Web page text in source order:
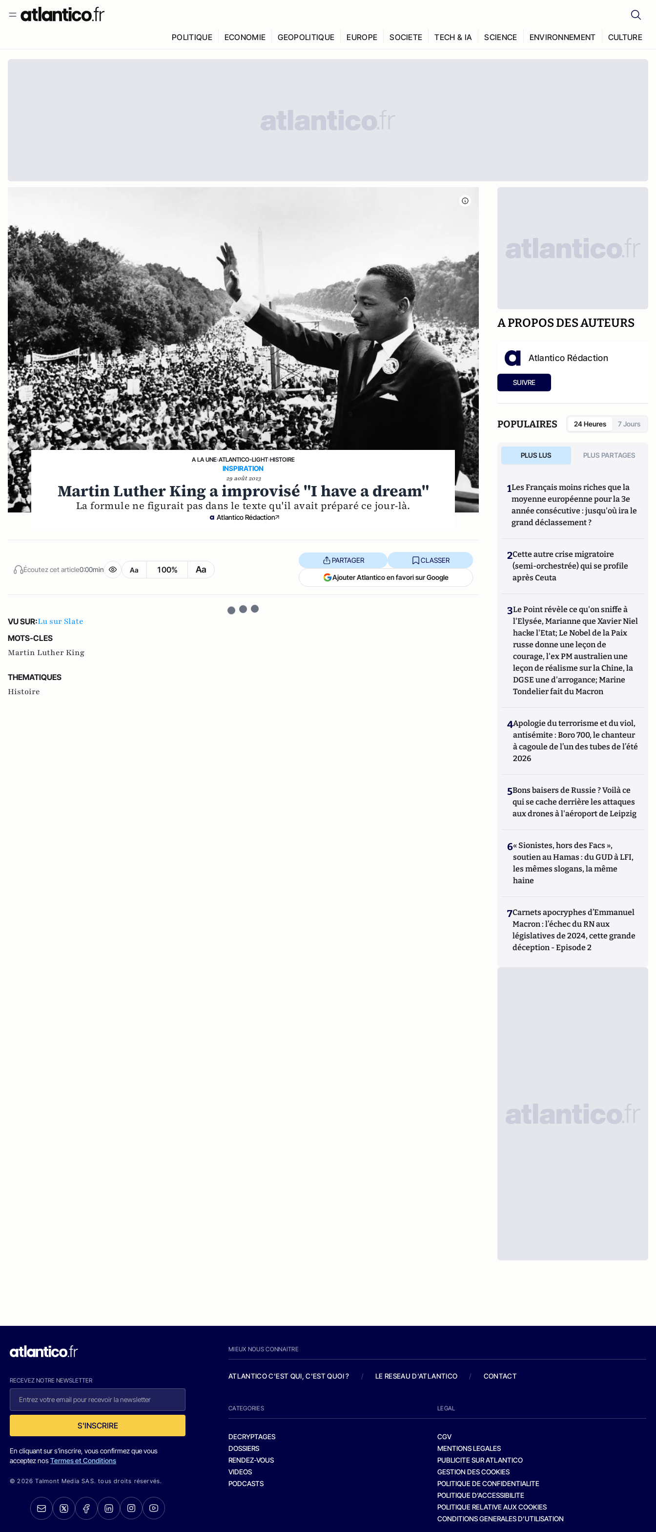
POLITIQUE ECONOMIE GEOPOLITIQUE EUROPE SOCIETE TECH & IA SCIENCE ENVIRONNEMENT CULTURE
A LA UNE›ATLANTICO-LIGHT›HISTOIRE
INSPIRATION
29 août 2013
Martin Luther King a improvisé "I have a dream"
La formule ne figurait pas dans le texte qu'il avait préparé ce jour-là.
Atlantico Rédaction
Écoutez cet article0:00min Aa 100% Aa
PARTAGER CLASSER
Ajouter Atlantico en favori sur Google
VU SUR:Lu sur Slate
MOTS-CLES
Martin Luther King
THEMATIQUES
Histoire
A PROPOS DES AUTEURS
Atlantico Rédaction
SUIVRE
POPULAIRES 24 Heures 7 Jours
PLUS LUS PLUS PARTAGES
1Les Français moins riches que la
moyenne européenne pour la 3e
année consécutive : jusqu'où ira le
grand déclassement ?
2Cette autre crise migratoire
(semi-orchestrée) qui se profile
après Ceuta
3Le Point révèle ce qu'on sniffe à
l'Elysée, Marianne que Xavier Niel
hacke l'Etat; Le Nobel de la Paix
russe donne une leçon de
courage, l'ex PM australien une
leçon de réalisme sur la Chine, la
DGSE une d'arrogance; Marine
Tondelier fait du Macron
4Apologie du terrorisme et du viol,
antisémite : Boro 700, le chanteur
à cagoule de l’un des tubes de l’été
2026
5Bons baisers de Russie ? Voilà ce
qui se cache derrière les attaques
aux drones à l'aéroport de Leipzig
6« Sionistes, hors des Facs »,
soutien au Hamas : du GUD à LFI,
les mêmes slogans, la même
haine
7Carnets apocryphes d’Emmanuel
Macron : l’échec du RN aux
législatives de 2024, cette grande
déception - Episode 2
RECEVEZ NOTRE NEWSLETTER
S'INSCRIRE
En cliquant sur s'inscrire, vous confirmez que vous
acceptez nosTermes et Conditions
© 2026 Talmont Media SAS. tous droits réservés.
MIEUX NOUS CONNAITRE
ATLANTICO C'EST QUI, C'EST QUOI ? / LE RESEAU D'ATLANTICO / CONTACT
CATEGORIES
DECRYPTAGES
DOSSIERS
RENDEZ-VOUS
VIDEOS
PODCASTS
LEGAL
CGV
MENTIONS LEGALES
PUBLICITE SUR ATLANTICO
GESTION DES COOKIES
POLITIQUE DE CONFIDENTIALITE
POLITIQUE D’ACCESSIBILITE
POLITIQUE RELATIVE AUX COOKIES
CONDITIONS GENERALES D’UTILISATION